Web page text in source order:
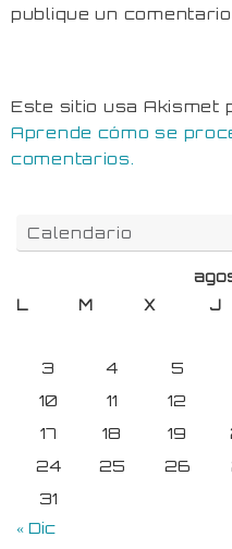
publique un
Este sitio usa Akismet
Aprende cómo se
comentarios.
Calendario
L
M X J
3
4 5
10
11 12
17
18 19
24
25 26
31
« Dic